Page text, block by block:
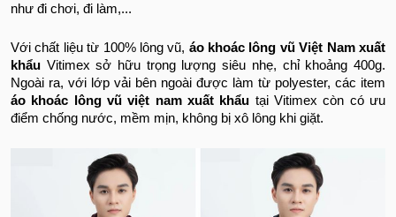
như đi chơi, đi làm,...
Với chất liệu từ 100% lông vũ, áo khoác lông vũ Việt Nam xuất
khẩu Vitimex sở hữu trọng lượng siêu nhẹ, chỉ khoảng 400g.
Ngoài ra, với lớp vải bên ngoài được làm từ polyester, các item
áo khoác lông vũ việt nam xuất khẩu tại Vitimex còn có ưu
điểm chống nước, mềm mịn, không bị xô lông khi giặt.